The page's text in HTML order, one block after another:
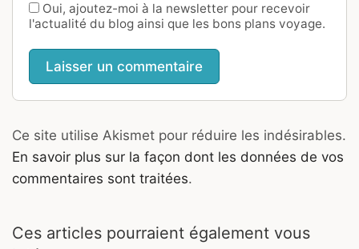
Oui, ajoutez-moi à la newsletter pour recevoir
l'actualité du blog ainsi que les bons plans voyage.
Ce site utilise Akismet pour réduire les indésirables.
En savoir plus sur la façon dont les données de vos
commentaires sont traitées.
Ces articles pourraient également vous